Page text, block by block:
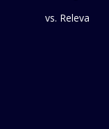
vs. Releva